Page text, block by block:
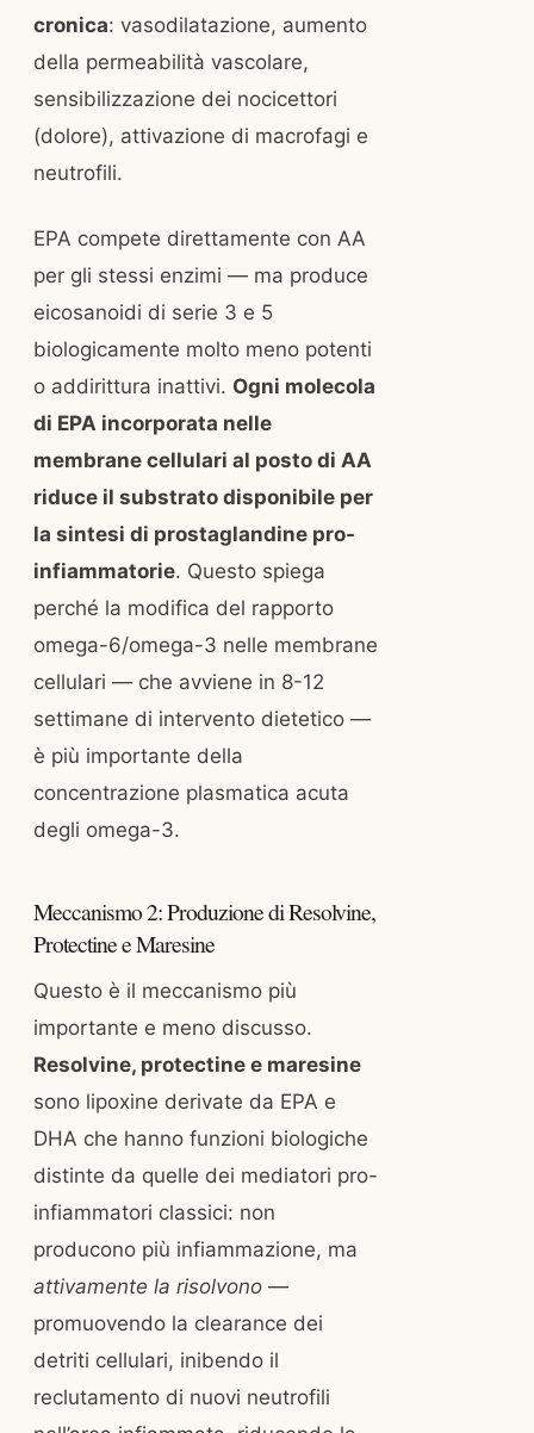
cronica: vasodilatazione, aumento
della permeabilità vascolare,
sensibilizzazione dei nocicettori
(dolore), attivazione di macrofagi e
neutrofili.
EPA compete direttamente con AA
per gli stessi enzimi — ma produce
eicosanoidi di serie 3 e 5
biologicamente molto meno potenti
o addirittura inattivi. Ogni molecola
di EPA incorporata nelle
membrane cellulari al posto di AA
riduce il substrato disponibile per
la sintesi di prostaglandine pro-
infiammatorie. Questo spiega
perché la modifica del rapporto
omega-6/omega-3 nelle membrane
cellulari — che avviene in 8-12
settimane di intervento dietetico —
è più importante della
concentrazione plasmatica acuta
degli omega-3.
Meccanismo 2: Produzione di Resolvine,
Protectine e Maresine
Questo è il meccanismo più
importante e meno discusso.
Resolvine, protectine e maresine
sono lipoxine derivate da EPA e
DHA che hanno funzioni biologiche
distinte da quelle dei mediatori pro-
infiammatori classici: non
producono più infiammazione, ma
attivamente la risolvono —
promuovendo la clearance dei
detriti cellulari, inibendo il
reclutamento di nuovi neutrofili